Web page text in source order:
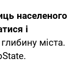
населеного
і
міста.